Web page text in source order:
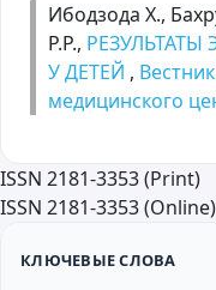
Ибодзода Х.,
Р.Р.,
У ДЕТЕЙ ,
медицинского
ISSN 2181-3353 (Print)
ISSN 2181-3353 (Online)
КЛЮЧЕВЫЕ СЛОВА